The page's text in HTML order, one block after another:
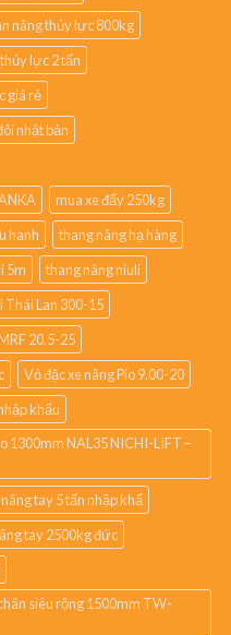
nâng thủy lực 800kg
lực 2 tấn
giá rẻ
nhật bản
mua xe đẩy 250kg
hanh
thang nâng hạ hàng
5m
thang nâng niuli
Thái Lan 300-15
20.5-25
Vỏ đặc xe nâng Pio 9.00-20
khẩu
1300mm NAL35 NICHI-LIFT –
tay 5 tấn nhập khẩ
tay 2500kg đức
siêu rộng 1500mm TW-